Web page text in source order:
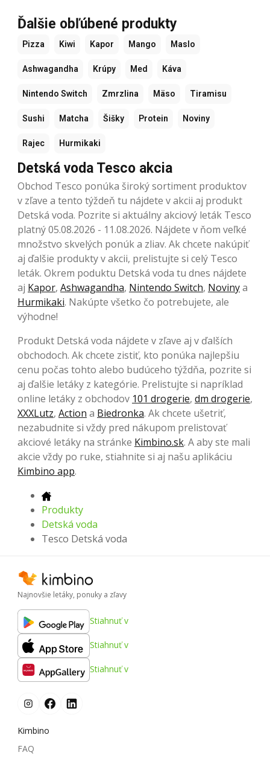
Ďalšie obľúbené produkty
Pizza Kiwi Kapor Mango Maslo
Ashwagandha Krúpy Med Káva
Nintendo Switch Zmrzlina Mäso Tiramisu
Sushi Matcha Šišky Protein Noviny
Rajec Hurmikaki
Detská voda Tesco akcia
Obchod Tesco ponúka široký sortiment produktov
v zľave a tento týždeň tu nájdete v akcii aj produkt
Detská voda. Pozrite si aktuálny akciový leták Tesco
platný 05.08.2026 - 11.08.2026. Nájdete v ňom veľké
množstvo skvelých ponúk a zliav. Ak chcete nakúpiť
aj ďalšie produkty v akcii, prelistujte si celý Tesco
leták. Okrem poduktu Detská voda tu dnes nájdete
aj Kapor, Ashwagandha, Nintendo Switch, Novinya
Hurmikaki. Nakúpte všetko čo potrebujete, ale
výhodne!
Produkt Detská voda nájdete v zľave aj v ďalších
obchodoch. Ak chcete zistiť, kto ponúka najlepšiu
cenu počas tohto alebo budúceho týždňa, pozrite si
aj ďalšie letáky z kategórie. Prelistujte si napríklad
online letáky z obchodov 101 drogerie, dm drogerie,
XXXLutz, Action a Biedronka. Ak chcete ušetriť,
nezabudnite si vždy pred nákupom prelistovať
akciové letáky na stránke Kimbino.sk. A aby ste mali
akcie vždy po ruke, stiahnite si aj našu aplikáciu
Kimbino app.
Produkty
Detská voda
Tesco Detská voda
Najnovšie letáky, ponuky a zľavy
Stiahnuť v
Stiahnuť v
Stiahnuť v
Kimbino
FAQ